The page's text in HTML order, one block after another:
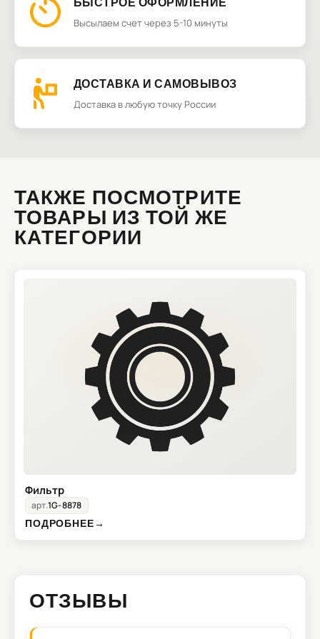
Высылаем счет через 5-10 минуты
ДОСТАВКА И САМОВЫВОЗ
Доставка в любую точку России
ТАКЖЕ ПОСМОТРИТЕ
ТОВАРЫ ИЗ ТОЙ ЖЕ
КАТЕГОРИИ
Фильтр
арт.1G-8878
ПОДРОБНЕЕ→
ОТЗЫВЫ